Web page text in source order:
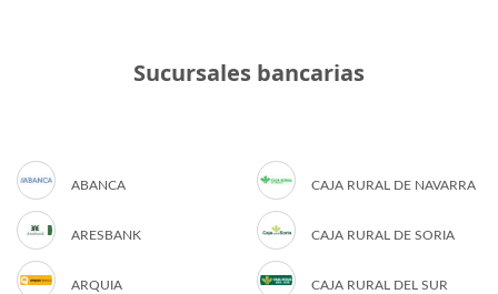
Sucursales bancarias
ABANCA
ARESBANK
ARQUIA
CAJA RURAL DE NAVARRA
CAJA RURAL DE SORIA
CAJA RURAL DEL SUR